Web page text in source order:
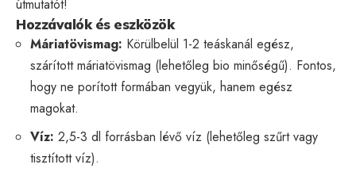
útmutatót!
Hozzávalók és eszközök
Máriatövismag: Körülbelül 1-2 teáskanál egész,
szárított máriatövismag (lehetőleg bio minőségű). Fontos,
hogy ne porított formában vegyük, hanem egész
magokat.
Víz: 2,5-3 dl forrásban lévő víz (lehetőleg szűrt vagy
tisztított víz).